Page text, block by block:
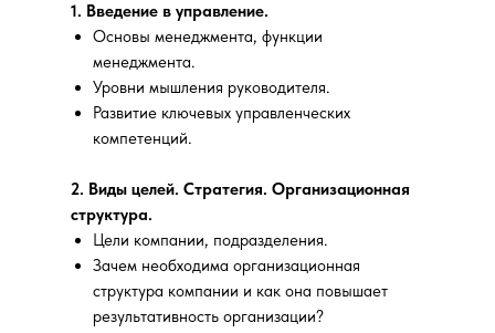
1. Введение в управление.
Основы менеджмента, функции
менеджмента.
Уровни мышления руководителя.
Развитие ключевых управленческих
компетенций.
2. Виды целей. Стратегия. Организационная
структура.
Цели компании, подразделения.
Зачем необходима организационная
структура компании и как она повышает
результативность организации?